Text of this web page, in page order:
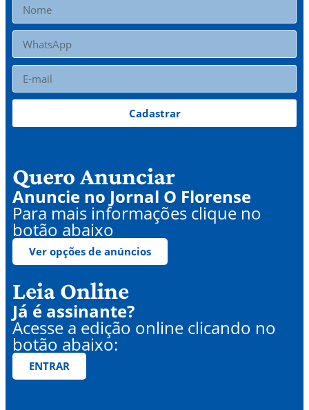
Cadastrar
Quero Anunciar
Anuncie no Jornal O Florense
Para mais informações clique no
botão abaixo
Ver opções de anúncios
Leia Online
Já é assinante?
Acesse a edição online clicando no
botão abaixo:
ENTRAR